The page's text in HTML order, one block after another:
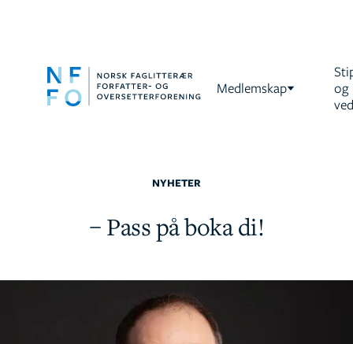
Medlemskap
og
NYHETER
– Pass på boka di!